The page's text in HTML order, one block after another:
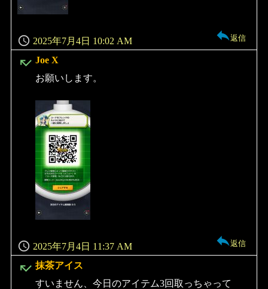
2025年7月4日 10:02 AM 返信
Joe X
よ
2025年7月4日 11:37 AM
お願いします。
返信
抹茶アイス
よ
すいません、今日のアイテム3回取っちゃって